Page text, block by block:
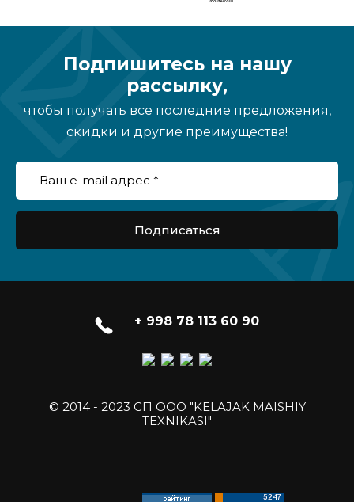
Подпишитесь на нашу
рассылку,
чтобы получать все последние предложения,
скидки и другие преимущества!
Подписаться
+ 998 78 113 60 90
© 2014 - 2023 СП ООО "KELAJAK MAISHIY
TEXNIKASI"